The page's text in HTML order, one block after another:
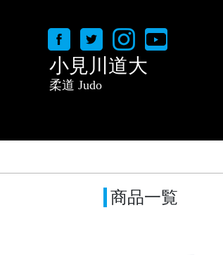
小見川道大
柔道 Judo
商品一覧